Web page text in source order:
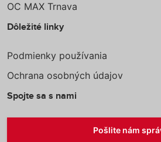
OC MAX Trnava
Dôležité linky
Podmienky používania
Ochrana osobných údajov
Spojte sa s nami
Pošlite nám